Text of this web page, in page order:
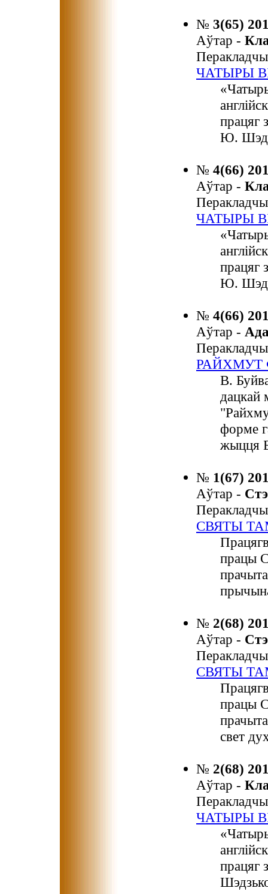
№ 3(65)
Аўтар -
ЧАТЫРЫ
працяг
Ю.
№ 4(66)
Аўтар -
ЧАТЫРЫ
працяг
Ю.
№ 4(66)
Аўтар -
РАЙХМУТ
В.
дацкай
форме
жыцця
№ 1(67)
Аўтар -
СВЯТЫ
працы
№ 2(68)
Аўтар -
СВЯТЫ
працы
свет
№ 2(68)
Аўтар -
ЧАТЫРЫ
працяг